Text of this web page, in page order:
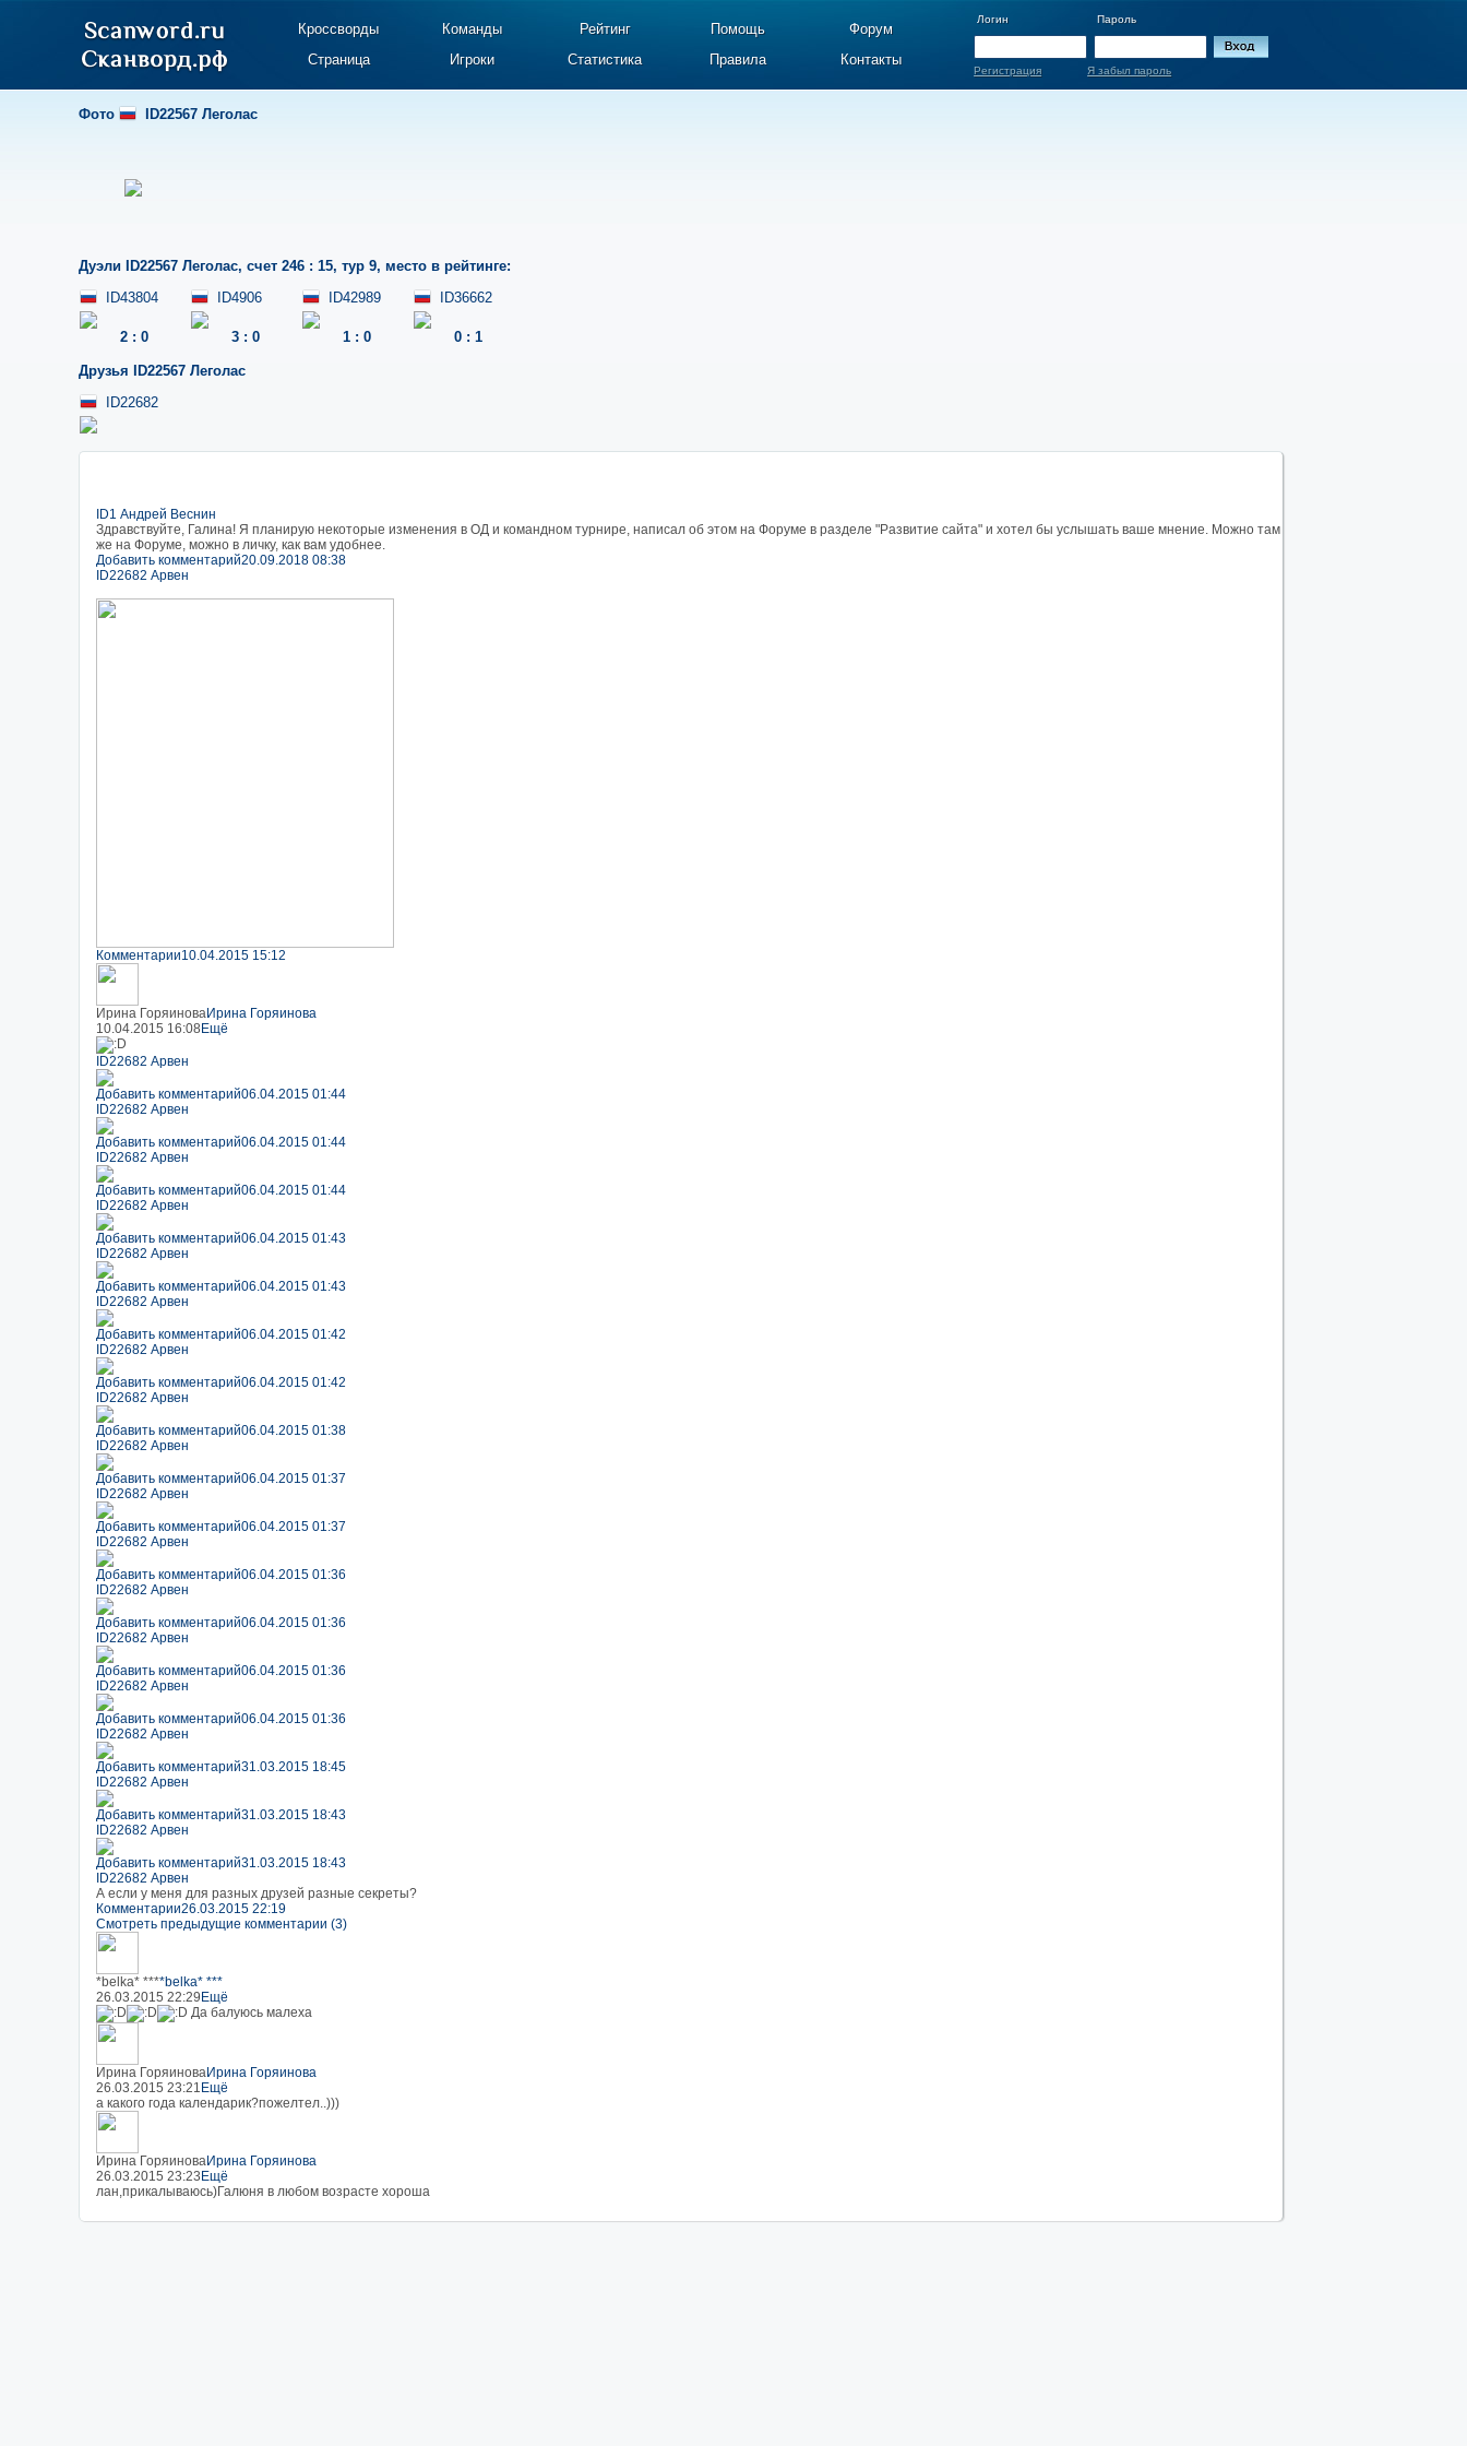
Кроссворды Команды Рейтинг Помощь
Форум
Страница
Игроки Статистика Правила Контакты
Логин Пароль
Регистрация Я забыл пароль
Фото ID22567 Леголас
Дуэли ID22567 Леголас, счет 246 : 15, тур 9, место в рейтинге:
ID43804
2 : 0
ID4906
3 : 0
ID42989
1 : 0
ID36662
0 : 1
Друзья
ID22567 Леголас
ID22682
ID1 Андрей Веснин
Здравствуйте, Галина! Я планирую некоторые изменения в ОД и командном турнире, написал об этом на Форуме в разделе "Развитие сайта" и хотел бы услышать ваше мнение. Можно там
же на Форуме, можно в личку, как вам удобнее.
Добавить комментарий20.09.2018 08:38
ID22682 Арвен
Комментарии10.04.2015 15:12
Ирина ГоряиноваИрина Горяинова
10.04.2015 16:08 Ещё
ID22682 Арвен
Добавить комментарий06.04.2015 01:44
ID22682 Арвен
Добавить комментарий06.04.2015 01:44
ID22682 Арвен
Добавить комментарий06.04.2015 01:44
ID22682 Арвен
Добавить комментарий06.04.2015 01:43
ID22682 Арвен
Добавить комментарий06.04.2015 01:43
ID22682 Арвен
Добавить комментарий06.04.2015 01:42
ID22682 Арвен
Добавить комментарий06.04.2015 01:42
ID22682 Арвен
Добавить комментарий06.04.2015 01:38
ID22682 Арвен
Добавить комментарий06.04.2015 01:37
ID22682 Арвен
Добавить комментарий06.04.2015 01:37
ID22682 Арвен
Добавить комментарий06.04.2015 01:36
ID22682 Арвен
Добавить комментарий06.04.2015 01:36
ID22682 Арвен
Добавить комментарий06.04.2015 01:36
ID22682 Арвен
Добавить комментарий06.04.2015 01:36
ID22682 Арвен
Добавить комментарий31.03.2015 18:45
ID22682 Арвен
Добавить комментарий31.03.2015 18:43
ID22682 Арвен
Добавить комментарий31.03.2015 18:43
ID22682 Арвен
А если у меня для разных друзей разные секреты?
Комментарии26.03.2015 22:19
Смотреть предыдущие комментарии (3)
*belka* ****belka* ***
26.03.2015 22:29 Ещё
Да балуюсь малеха
Ирина ГоряиноваИрина Горяинова
26.03.2015 23:21 Ещё
а какого года календарик?пожелтел..)))
Ирина ГоряиноваИрина Горяинова
26.03.2015 23:23 Ещё
лан,прикалываюсь)Галюня в любом возрасте хороша